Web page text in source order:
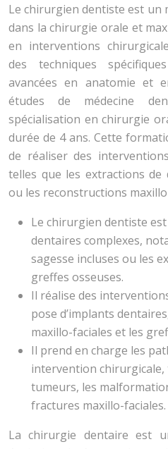
Le chirurgien dentiste est un
dans la chirurgie orale et
en interventions
des techniques
avancées en anatomie et
études de médecine
spécialisation en chirurgie
durée de 4 ans. Cette
de réaliser des
telles que les extractions de
ou les reconstructions
Le chirurgien dentiste
dentaires complexes,
sagesse incluses ou les
greffes osseuses.
Il réalise des
pose d’implants
maxillo-faciales et les
Il prend en charge les
intervention chirurgicale,
tumeurs, les
fractures maxillo-faciales.
La chirurgie dentaire est